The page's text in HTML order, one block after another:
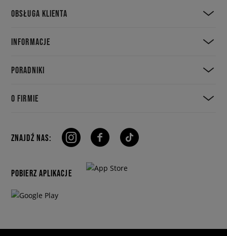
OBSŁUGA KLIENTA
INFORMACJE
PORADNIKI
O FIRMIE
ZNAJDŹ NAS:
POBIERZ APLIKACJE